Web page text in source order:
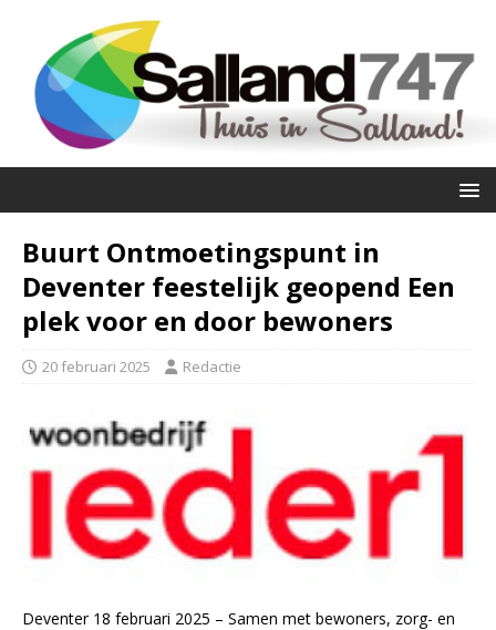
Buurt Ontmoetingspunt in
Deventer feestelijk geopend Een
plek voor en door bewoners
20 februari 2025 Redactie
Deventer 18 februari 2025 – Samen met bewoners, zorg- en